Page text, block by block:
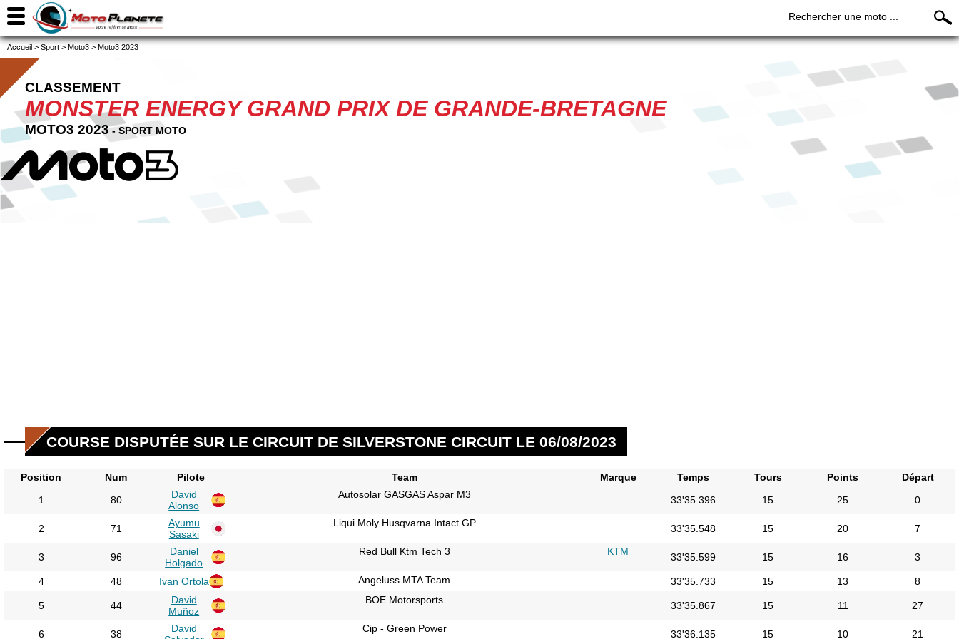
Rechercher une moto ...
Accueil > Sport > Moto3 > Moto3 2023
CLASSEMENT
MONSTER ENERGY GRAND PRIX DE GRANDE-BRETAGNE
MOTO3 2023- SPORT MOTO
COURSE DISPUTÉE SUR LE CIRCUIT DE SILVERSTONE CIRCUIT LE 06/08/2023
Position Num Pilote Team Marque Temps Tours Points
Départ
1
80
David
Alonso
Autosolar GASGAS Aspar M3 33'35.396 15 25 0
2 71
Ayumu
Sasaki
Liqui Moly Husqvarna Intact GP 33'35.548 15 20 7
3 96
Daniel
Holgado
Red Bull Ktm Tech 3 KTM 33'35.599 15 16 3
4 48 Ivan Ortola Angeluss MTA Team 33'35.733 15 13 8
5 44
David
Muñoz
BOE Motorsports 33'35.867 15 11 27
6 38
David
Cip - Green Power 33'36.135 15 10 21